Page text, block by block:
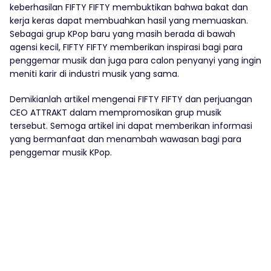
keberhasilan FIFTY FIFTY membuktikan bahwa bakat dan
kerja keras dapat membuahkan hasil yang memuaskan.
Sebagai grup KPop baru yang masih berada di bawah
agensi kecil, FIFTY FIFTY memberikan inspirasi bagi para
penggemar musik dan juga para calon penyanyi yang ingin
meniti karir di industri musik yang sama.
Demikianlah artikel mengenai FIFTY FIFTY dan perjuangan
CEO ATTRAKT dalam mempromosikan grup musik
tersebut. Semoga artikel ini dapat memberikan informasi
yang bermanfaat dan menambah wawasan bagi para
penggemar musik KPop.